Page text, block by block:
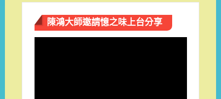
陳鴻大師邀請憶之味上台分享